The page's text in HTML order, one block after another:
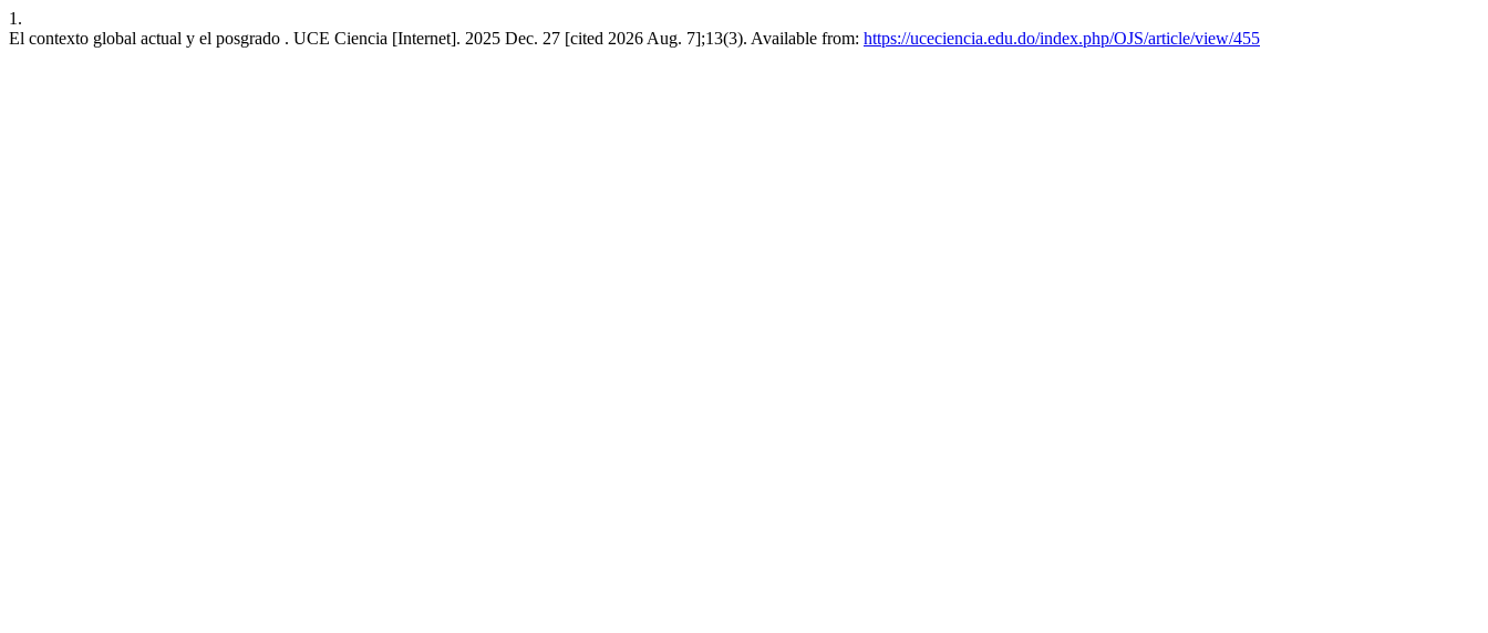
1.
El contexto global actual y el posgrado . UCE Ciencia [Internet]. 2025 Dec. 27 [cited 2026 Aug. 7];13(3). Available from: https://uceciencia.edu.do/index.php/OJS/article/view/455